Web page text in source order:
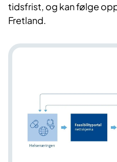
tidsfrist, og kan følge
Fretland.